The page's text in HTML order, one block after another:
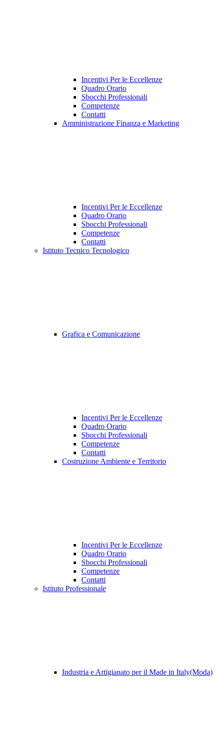
Incentivi Per le Eccellenze
Quadro Orario
Sbocchi Professionali
Competenze
Contatti
Amministrazione Finanza e Marketing
Incentivi Per le Eccellenze
Quadro Orario
Sbocchi Professionali
Competenze
Contatti
Istituto Tecnico Tecnologico
Grafica e Comunicazione
Incentivi Per le Eccellenze
Quadro Orario
Sbocchi Professionali
Competenze
Contatti
Costruzione Ambiente e Territorio
Incentivi Per le Eccellenze
Quadro Orario
Sbocchi Professionali
Competenze
Contatti
Istituto Professionale
Industria e Artigianato per il Made in Italy(Moda)